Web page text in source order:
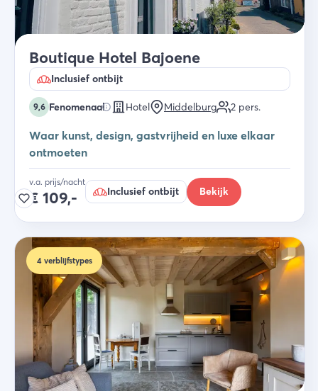
Boutique Hotel Bajoene
Inclusief ontbijt
9,6 Fenomenaal Hotel Middelburg 2 pers.
Waar kunst, design, gastvrijheid en luxe elkaar
ontmoeten
v.a. prijs/nacht
€ 109,- Inclusief ontbijt Bekijk
4 verblijfstypes